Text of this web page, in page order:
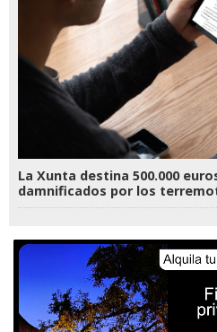
La Xunta destina 500.000
damnificados por los